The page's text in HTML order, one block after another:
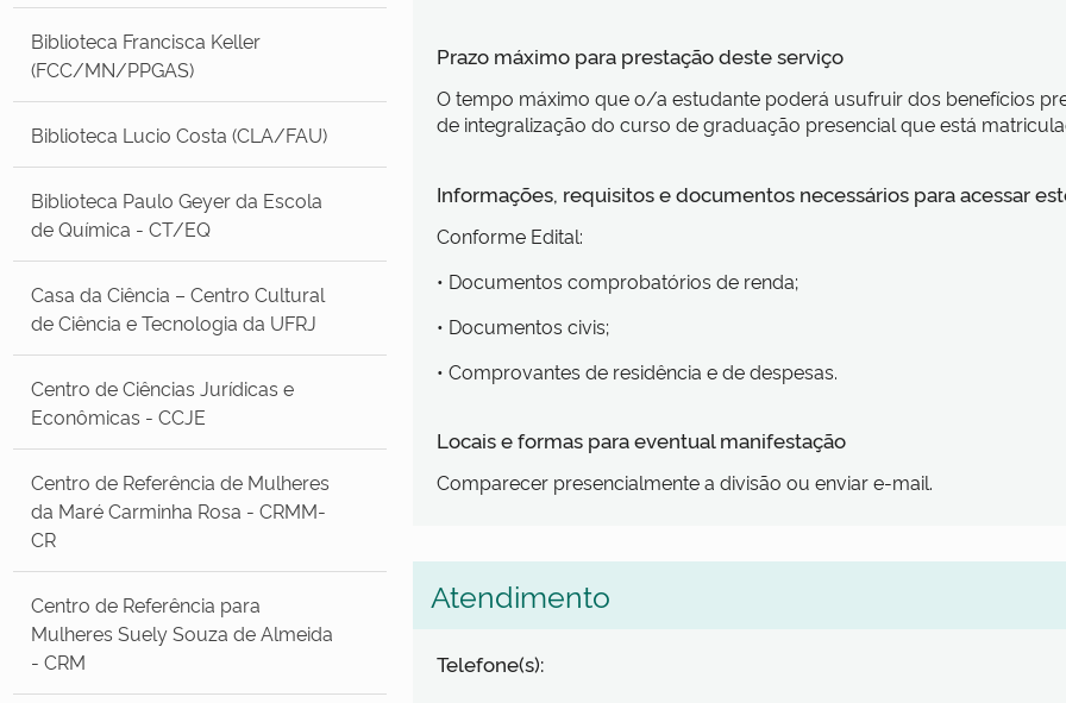
Biblioteca Francisca Keller
(FCC/MN/PPGAS)
Biblioteca Lucio Costa (CLA/FAU)
Biblioteca Paulo Geyer da Escola
de Química - CT/EQ
Casa da Ciência – Centro Cultural
de Ciência e Tecnologia da UFRJ
Centro de Ciências Jurídicas e
Econômicas - CCJE
Centro de Referência de Mulheres
da Maré Carminha Rosa - CRMM-
CR
Centro de Referência para
Mulheres Suely Souza de Almeida
- CRM
Prazo máximo para prestação deste serviço
O tempo máximo que o/a estudante poderá usufruir dos benefícios
de integralização do curso de graduação presencial que está
Informações, requisitos e documentos necessários para acessar
Conforme Edital:
• Documentos comprobatórios de renda;
• Documentos civis;
• Comprovantes de residência e de despesas.
Locais e formas para eventual manifestação
Comparecer presencialmente a divisão ou enviar e-mail.
Atendimento
Telefone(s):